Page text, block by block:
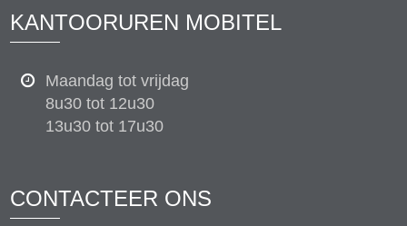
KANTOORUREN MOBITEL
Maandag tot vrijdag
8u30 tot 12u30
13u30 tot 17u30
CONTACTEER ONS